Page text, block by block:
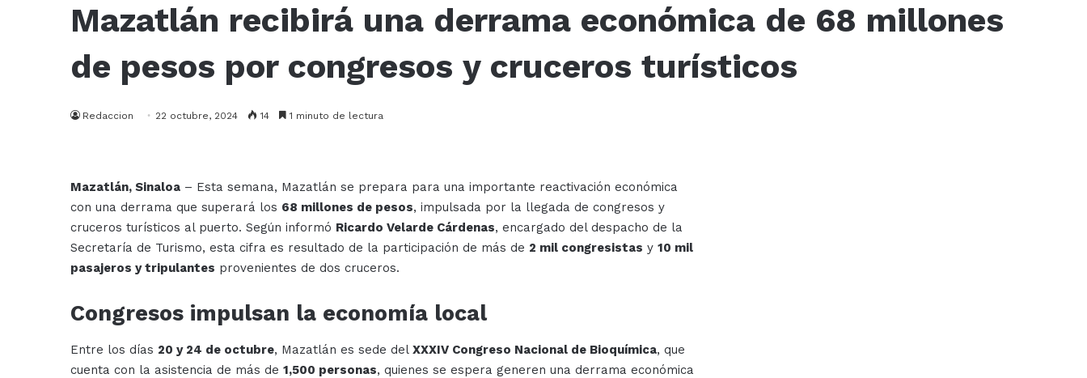
Mazatlán recibirá una derrama económica de 68 millones
de pesos por congresos y cruceros turísticos
Redaccion 22 octubre, 2024 14 1 minuto de lectura
Mazatlán, Sinaloa – Esta semana, Mazatlán se prepara para una importante reactivación económica
con una derrama que superará los 68 millones de pesos, impulsada por la llegada de congresos y
cruceros turísticos al puerto. Según informó Ricardo Velarde Cárdenas, encargado del despacho de la
Secretaría de Turismo, esta cifra es resultado de la participación de más de 2 mil congresistas y 10 mil
pasajeros y tripulantes provenientes de dos cruceros.
Congresos impulsan la economía local
Entre los días 20 y 24 de octubre, Mazatlán es sede del XXXIV Congreso Nacional de Bioquímica, que
cuenta con la asistencia de más de 1,500 personas, quienes se espera generen una derrama económica